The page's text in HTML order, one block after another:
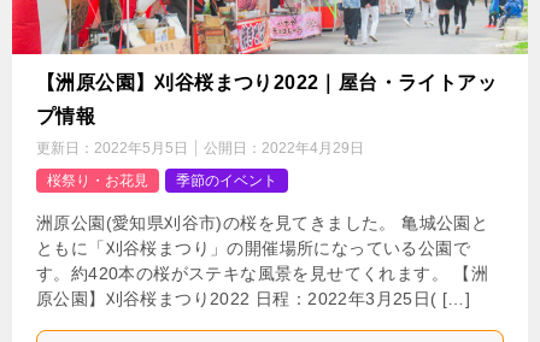
【洲原公園】刈谷桜まつり2022｜屋台・ライトアッ
プ情報
更新日： 2022年5月5日 公開日： 2022年4月29日
桜祭り・お花見
季節のイベント
洲原公園(愛知県刈谷市)の桜を見てきました。 亀城公園と
ともに「刈谷桜まつり」の開催場所になっている公園で
す。約420本の桜がステキな風景を見せてくれます。 【洲
原公園】刈谷桜まつり2022 日程：2022年3月25日( […]